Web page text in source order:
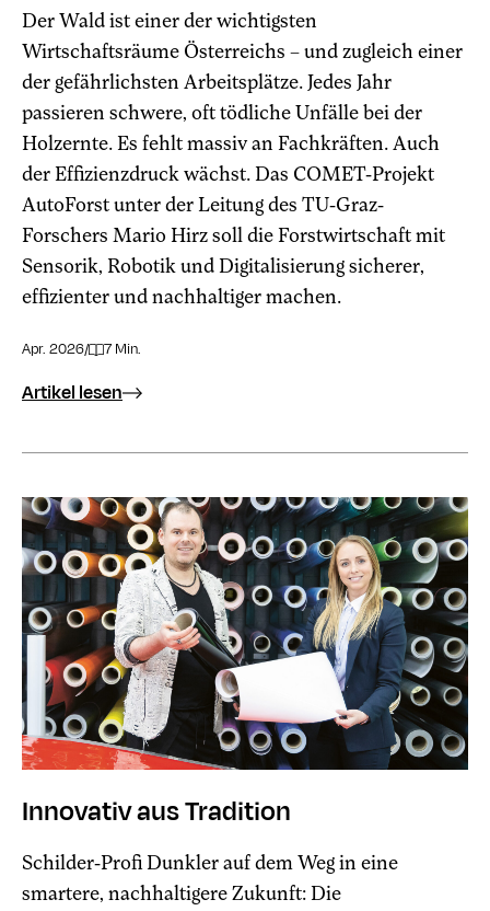
Der Wald ist einer der wichtigsten
Wirtschaftsräume Österreichs – und zugleich einer
der gefährlichsten Arbeitsplätze. Jedes Jahr
passieren schwere, oft tödliche Unfälle bei der
Holzernte. Es fehlt massiv an Fachkräften. Auch
der Effizienzdruck wächst. Das COMET-Projekt
AutoForst unter der Leitung des TU-Graz-
Forschers Mario Hirz soll die Forstwirtschaft mit
Sensorik, Robotik und Digitalisierung sicherer,
effizienter und nachhaltiger machen.
Apr. 2026/ 7 Min.
Artikel lesen
Innovativ aus Tradition
Schilder-Profi Dunkler auf dem Weg in eine
smartere, nachhaltigere Zukunft: Die